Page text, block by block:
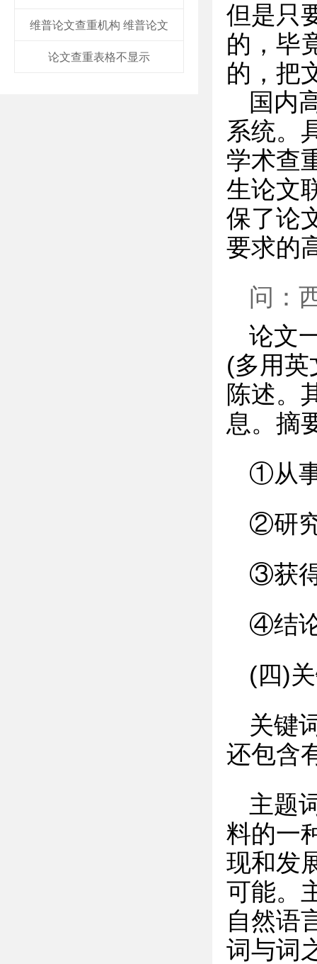
维普论文查重机构 维普论文
论文查重表格不显示
但是只
的，毕
的，把
国内
系统。
学术查
生论文
保了论
要求的
问：
论文
(多用英
陈述。
息。摘
①从
②研
③获
④结
(四)
关键
还包含
主题
料的一
现和发
可能。
自然语
词与词